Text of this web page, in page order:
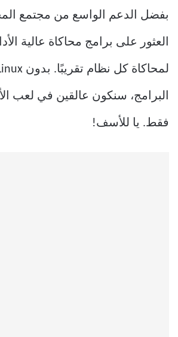
بفضل الدعم الواسع من مجتمع
البرامج، سنكون عالقين في لعب
فقط. يا للأسف!